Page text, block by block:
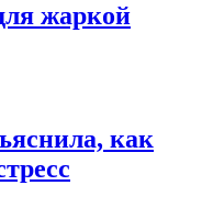
жаркой
как